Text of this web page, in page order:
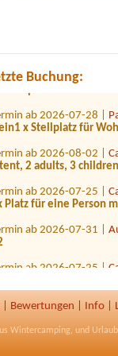
Buchung:
STellplatz mit STrom 2
x Stellplatz für
tent, 2 adults, 3
Platz für eine Person
1
ab 2026-08-07 |
Bewertungen Info
Wintercamping, und